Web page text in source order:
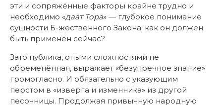
эти и сопряжённые факторы крайне трудно и
необходимо «даат Тора» — глубокое понимание
сущности Б-жественного Закона: как он должен
быть применён сейчас?
Зато публика, оными сложностями не
обременённая, выражает «безупречное знание»
громогласно. И обязательно с указующим
перстом в «изверга и изменника» из другой
песочницы. Продолжая привычную народную